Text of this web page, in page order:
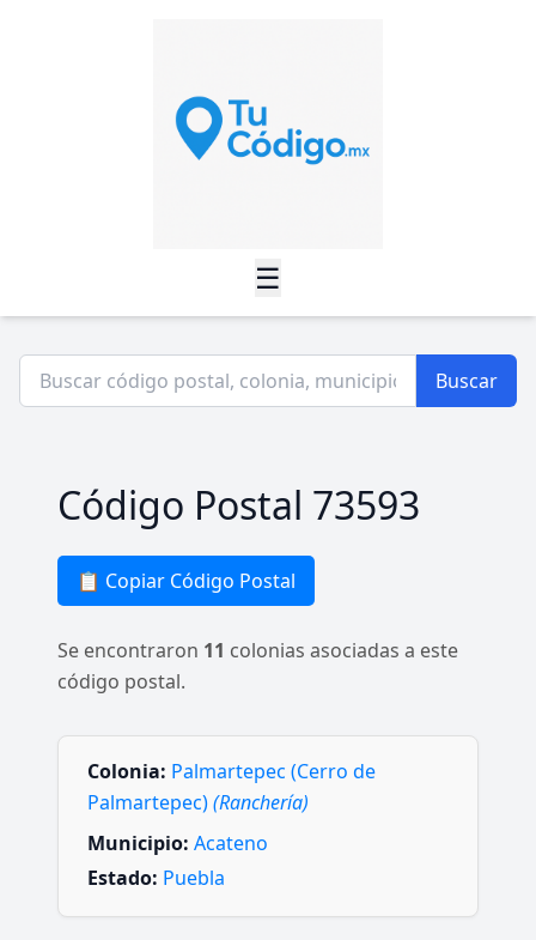
☰
Buscar
Código Postal 73593
📋 Copiar Código Postal
Se encontraron 11 colonias asociadas a este
código postal.
Colonia: Palmartepec (Cerro de
Palmartepec)(Ranchería)
Municipio: Acateno
Estado: Puebla